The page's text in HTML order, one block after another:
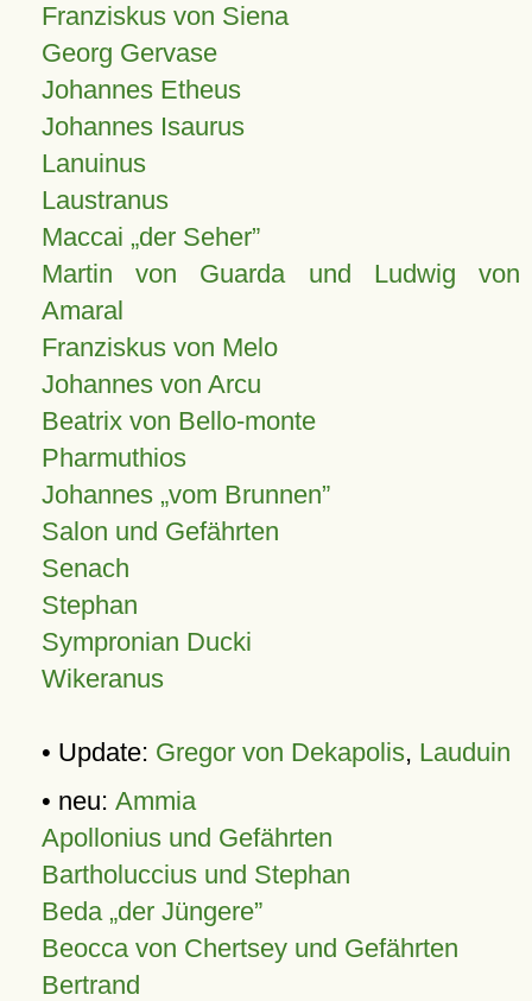
Franziskus von Siena
Georg Gervase
Johannes Etheus
Johannes Isaurus
Lanuinus
Laustranus
Maccai „der Seher”
Martin von Guarda und Ludwig von
Amaral
Franziskus von Melo
Johannes von Arcu
Beatrix von Bello-monte
Pharmuthios
Johannes vom Brunnen
Salon und Gefährten
Senach
Stephan
Sympronian Ducki
Wikeranus
• Update: Gregor von Dekapolis, Lauduin
• neu: Ammia
Apollonius und Gefährten
Bartholuccius und Stephan
Beda „der Jüngere”
Beocca von Chertsey und Gefährten
Bertrand